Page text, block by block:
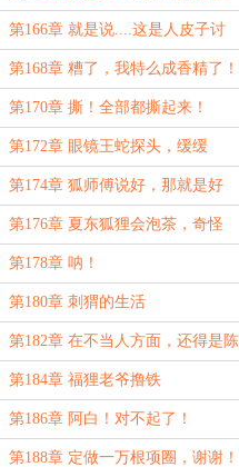
第166章 就是说....这是人皮子讨
封？
第168章 糟了，我特么成香精了！
第170章 撕！全部都撕起来！
第172章 眼镜王蛇探头，缓缓
地：？
第174章 狐师傅说好，那就是好
的！
第176章 夏东狐狸会泡茶，奇怪
吗？不会泡才奇怪吧？
第178章 呐！
第180章 刺猬的生活
第182章 在不当人方面，还得是陈
念啊！
第184章 福狸老爷撸铁
第186章 阿白！对不起了！
第188章 定做一万根项圈，谢谢！